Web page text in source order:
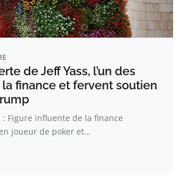
de Jeff Yass, l’un des
finance et fervent soutien
: Figure influente de la finance
joueur de poker et…